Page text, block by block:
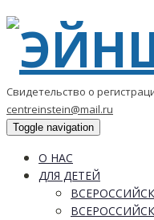
Свидетельство о
centreinstein@mail.ru
Toggle navigation
О НАС
ДЛЯ ДЕТЕЙ